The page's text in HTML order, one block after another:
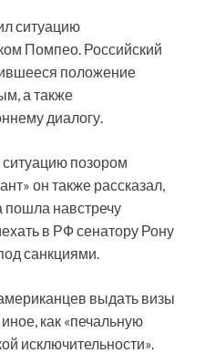
ситуацию
Помпео. Российский
положение
а также
диалогу.
позором
он также рассказал,
пошла навстречу
в РФ сенатору Рону
санкциями.
выдать визы
как «печальную
исключительности».